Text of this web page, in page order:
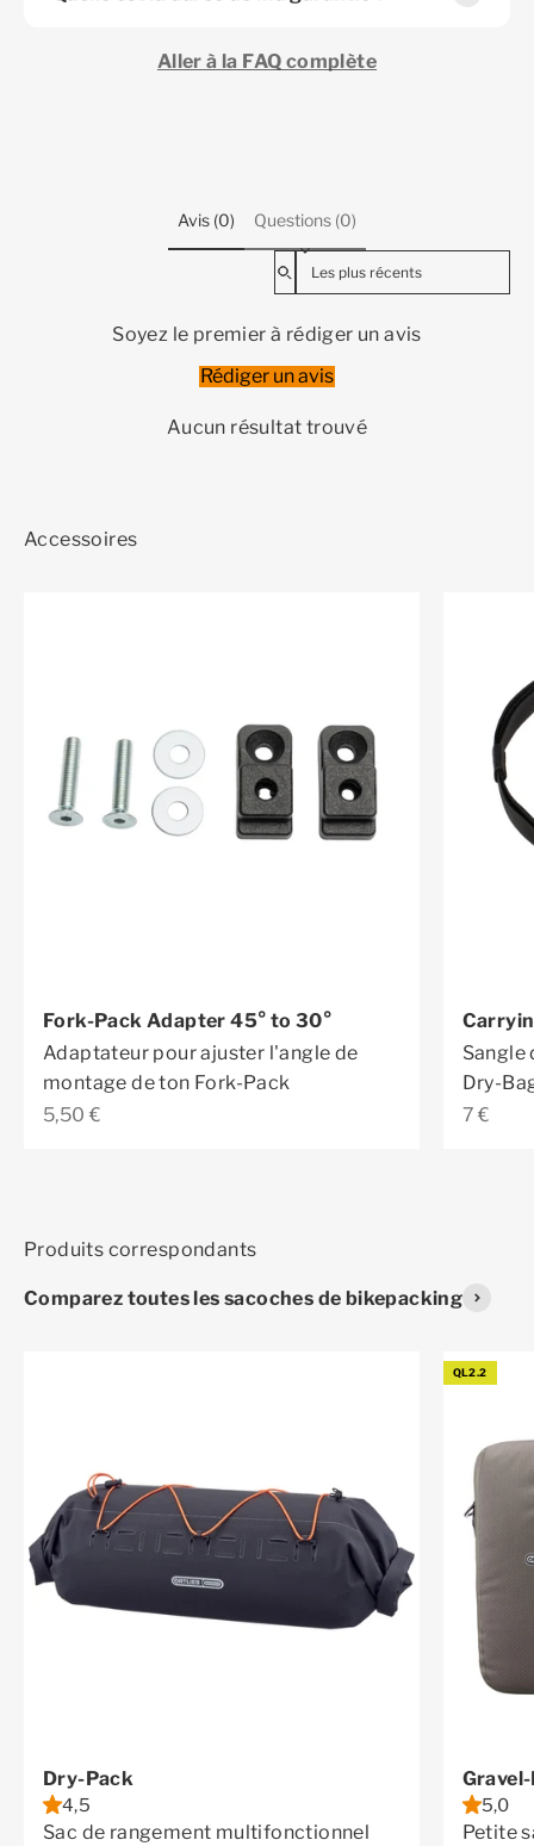
Aller à la FAQ complète
Avis (0) Questions (0)
Sort reviews by
Soyez le premier à rédiger un avis
Rédiger un avis
Aucun résultat trouvé
Fork-Pack Adapter 45° to 30°
Adaptateur pour ajuster l'angle de
montage de ton Fork-Pack
Prix de vente
5,50 €
Sangle
Dry-
Prix de
7 €
Comparez toutes les sacoches de bikepacking
Dry-Pack
4,5
Sac de rangement multifonctionnel
QL2.2
5,0
Petite